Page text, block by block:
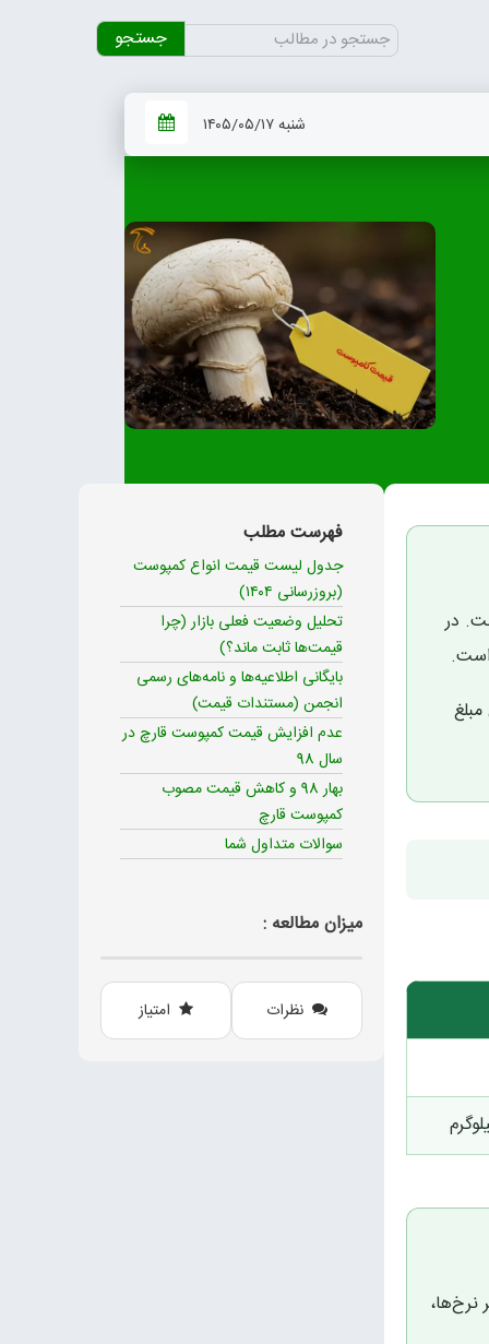
جستجو
برای:
شنبه ۱۴۰۵/۰۵/۱۷
است. در
است.
فهرست مطلب
جدول لیست قیمت انواع کمپوست
(بروزرسانی ۱۴۰۴)
تحلیل وضعیت فعلی بازار (چرا
قیمت‌ها ثابت ماند؟)
بایگانی اطلاعیه‌ها و نامه‌های رسمی
انجمن (مستندات قیمت)
عدم افزایش قیمت کمپوست قارچ در
سال 98
بهار 98 و کاهش قیمت مصوب
کمپوست قارچ
سوالات متداول شما
میزان مطالعه :
نظرات امتیاز